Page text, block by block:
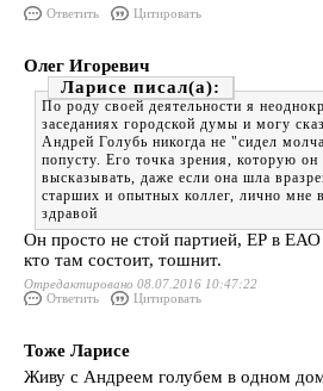
Ответить Цитировать
Олег Игоревич
Ларисе
По роду своей деятельности я
заседаниях городской думы и могу
Андрей Голубь никогда не "сидел
попусту. Его точка зрения, которую он
высказывать, даже если она шла
старших и опытных коллег, лично мне
здравой
Он просто не стой партией, ЕР в ЕАО
кто там состоит, тошнит.
Отредактировано 08.07.2016 10:47:22
Ответить
Цитировать
Тоже Ларисе
Живу с Андреем голубем в одном